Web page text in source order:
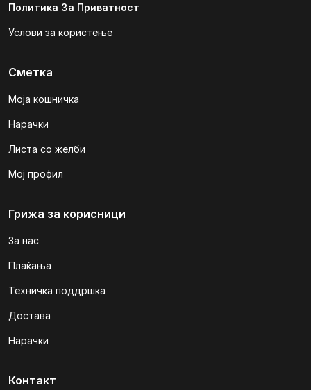
Политика За Приватност
Услови за користење
Сметка
Моја кошничка
Нарачки
Листа со желби
Мој профил
Грижа за корисници
За нас
Плаќања
Техничка поддршка
Достава
Нарачки
Контакт